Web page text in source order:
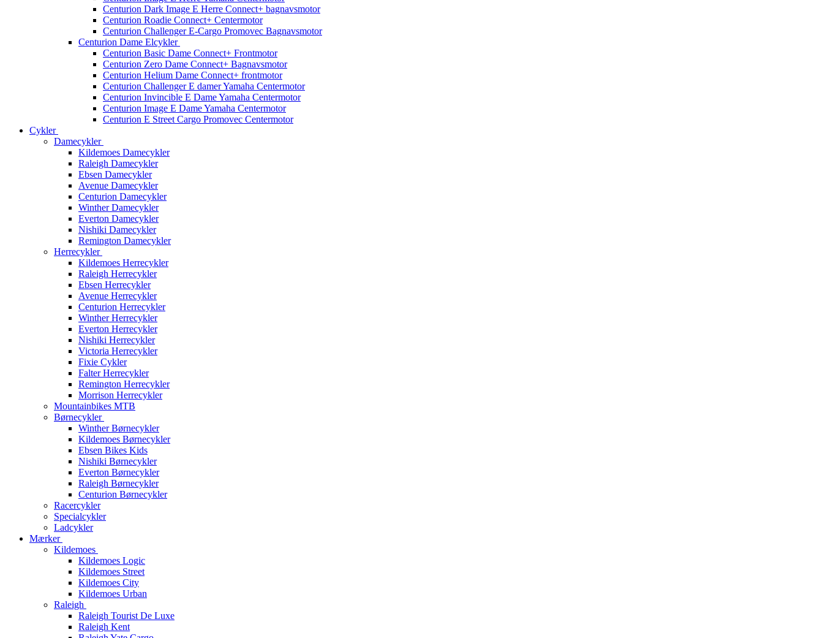
Centurion Dark Image E Herre Connect+ bagnavsmotor
Centurion Roadie Connect+ Centermotor
Centurion Challenger E-Cargo Promovec Bagnavsmotor
Centurion Dame Elcykler
Centurion Basic Dame Connect+ Frontmotor
Centurion Zero Dame Connect+ Bagnavsmotor
Centurion Helium Dame Connect+ frontmotor
Centurion Challenger E damer Yamaha Centermotor
Centurion Invincible E Dame Yamaha Centermotor
Centurion Image E Dame Yamaha Centermotor
Centurion E Street Cargo Promovec Centermotor
Cykler
Damecykler
Kildemoes Damecykler
Raleigh Damecykler
Ebsen Damecykler
Avenue Damecykler
Centurion Damecykler
Winther Damecykler
Everton Damecykler
Nishiki Damecykler
Remington Damecykler
Herrecykler
Kildemoes Herrecykler
Raleigh Herrecykler
Ebsen Herrecykler
Avenue Herrecykler
Centurion Herrecykler
Winther Herrecykler
Everton Herrecykler
Nishiki Herrecykler
Victoria Herrecykler
Fixie Cykler
Falter Herrecykler
Remington Herrecykler
Morrison Herrecykler
Mountainbikes MTB
Børnecykler
Winther Børnecykler
Kildemoes Børnecykler
Ebsen Bikes Kids
Nishiki Børnecykler
Everton Børnecykler
Raleigh Børnecykler
Centurion Børnecykler
Racercykler
Specialcykler
Ladcykler
Mærker
Kildemoes
Kildemoes Logic
Kildemoes Street
Kildemoes City
Kildemoes Urban
Raleigh
Raleigh Tourist De Luxe
Raleigh Kent